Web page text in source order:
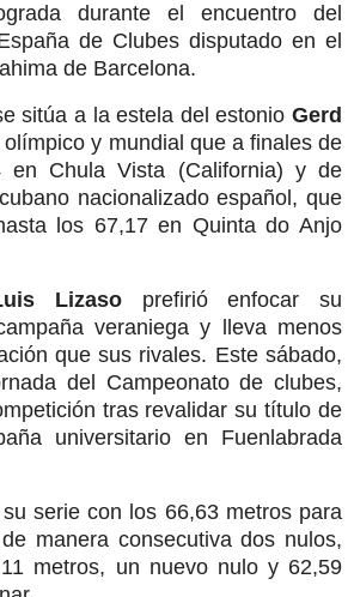
durante el encuentro del
de Clubes disputado en el
de Barcelona.
sitúa a la estela del estonio Gerd
olímpico y mundial que a finales de
en Chula Vista (California) y de
nacionalizado español, que
los 67,17 en Quinta do Anjo
Lizasoprefirió enfocar su
veraniega y lleva menos
que sus rivales. Este sábado,
del Campeonato de clubes,
tras revalidar su título de
universitario en Fuenlabrada
serie con los 66,63 metros para
manera consecutiva dos nulos,
metros, un nuevo nulo y 62,59